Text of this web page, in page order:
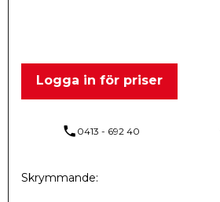
Logga in för priser
phone 0413 - 692 40
Skrymmande